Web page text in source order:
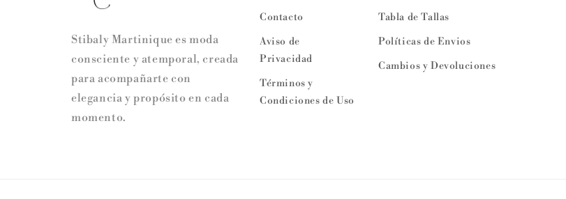
Stibaly Martinique es moda
consciente y atemporal, creada
para acompañarte con
elegancia y propósito en cada
momento.
Contacto
Aviso de
Privacidad
Términos y
Condiciones de Uso
Tabla de Tallas
Políticas de Envios
Cambios y Devoluciones